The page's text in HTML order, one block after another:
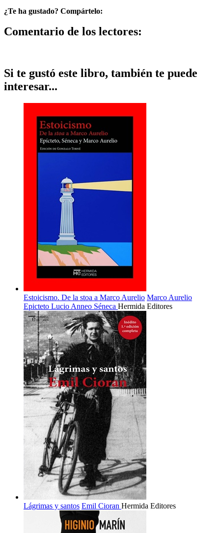
¿Te ha gustado? Compártelo:
Comentario de los lectores:
Si te gustó este libro, también te puede
interesar...
Estoicismo. De la stoa a Marco Aurelio Marco Aurelio
Epicteto Lucio Anneo Séneca Hermida Editores
Lágrimas y santos Emil Cioran Hermida Editores